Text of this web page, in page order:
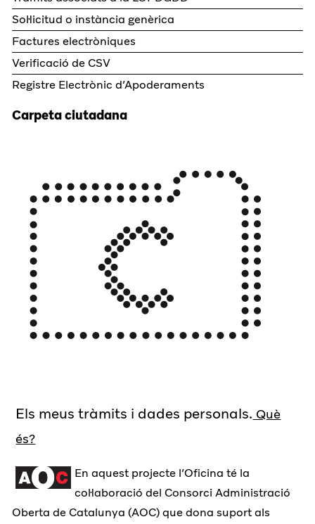
Sol·licitud o instància genèrica
Factures electròniques
Verificació de CSV
Registre Electrònic d’Apoderaments
Carpeta ciutadana
Els meus tràmits i dades personals. Què
és?
En aquest projecte l’Oficina té la
col·laboració del Consorci Administració
Oberta de Catalunya (AOC) que dona suport als